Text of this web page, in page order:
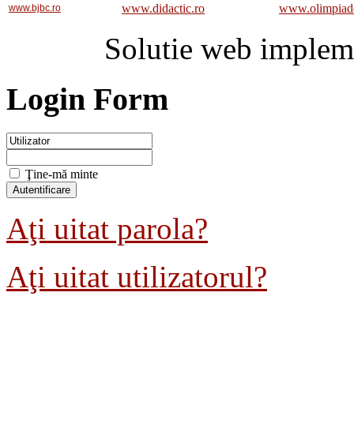
www.bjbc.ro www.didactic.ro
Solutie web
Login Form
Ţine-mă minte
Aţi uitat parola?
Aţi uitat utilizatorul?